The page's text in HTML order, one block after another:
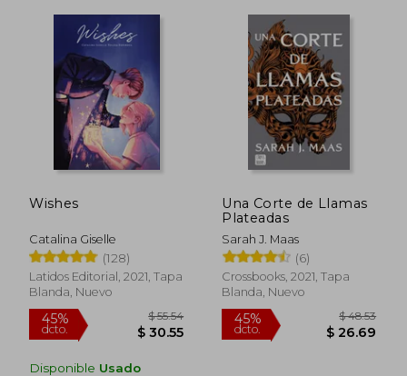
45%
dcto. $ 20.85
40%
dcto. $
Wishes
Catalina Giselle
(128)
Latidos Editorial, 2021, Tapa
Blanda, Nuevo
Disponible Usado
Una Corte de Llamas
Plateadas
Sarah J. Maas
(6)
Crossbooks, 2021, Tapa
Blanda, Nuevo